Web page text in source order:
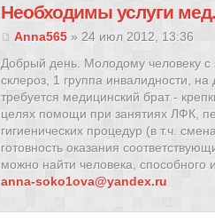
Необходимы услуги
Anna565 » 24 июл 2012, 13:36
Добрый день. Молодому человеку
склероз, 1 группа инвалидности,
требуется медицинский брат -
целях помощи при занятиях ЛФК,
гигиенических процедур (в т.ч.
готовность оказания
можно найти человека, способного
anna-soko1ova@yandex.ru